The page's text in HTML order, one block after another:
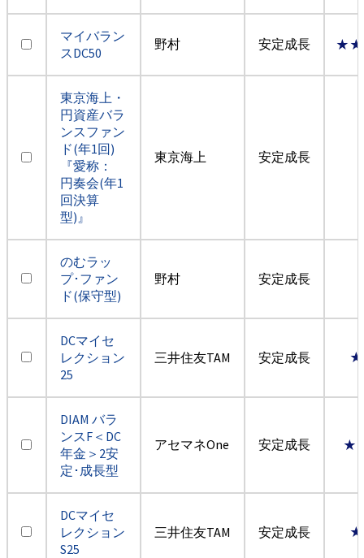
マイバラン
スDC50
野村 安定成長
東京海上・
円資産バラ
ンスファン
ド(年1回)
『愛称：
円奏会(年1
回決算
型)』
東京海上 安定成長
のむラッ
プ･ファン
ド(保守型)
野村 安定成長
DCマイセ
レクション
25
三井住友TAM 安定成長
DIAM バラ
ンスF＜DC
年金＞2安
定･成長型
アセマネOne 安定成長
DCマイセ
レクション
S25
三井住友TAM 安定成長